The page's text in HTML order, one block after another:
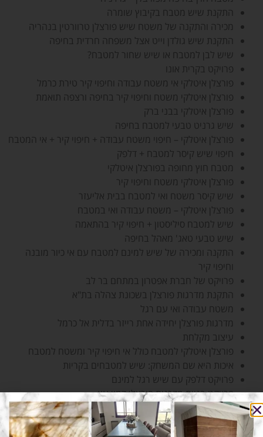
התקנת שיש מטבח בקיבוץ שומרה
מכירה והתקנה של משטח שיש פורצלן טרוורטין בנהריה
התקנת שיש גולדן וייט אצל משפחה חרדית בחיפה
שיש לבן למטבח או שיש שחור למטבח?
פרויקט בקרית אונו
פורצלן איטלקי אי משטח עבודה וחיפוי קיר טירת כרמל
פורצלן איטלקי משטח וחיפוי קיר בחיפה ורצפה תואמת
פורצלן איטלקי בבני ברק
שיש גרניט טבעי למטבח בחיפה
פורצלן איטלקי – חיפוי משטח עבודה + חיפוי קיר + אי המטבח
חיפוי שיש קיסר למטבח + דלפק
מטבח חוץ מחופה בפורצלן איטלקי
פורצלן איטלקי משטח וחיפוי קיר
שיש קיסר משטח ואי למטבח בבית אליעזר
פורצלן איטלקי – משטח עבודה ואי במטבח
שיש למטבח סיליסטון + חיפוי קיר בהתאמה
שיש טבעי טאג' מאהל בחיפה
התקנה ומכירה של שיש למינם למטבח עם אי כיור מובנה
וחיפוי קיר
פרויקט של חברת אפטרון במתחם בר לב
התקנת מדרגות פורצלן בשכונת צהלה בת"א
משטח עבודה ואי עם רגל
מדרגות פורצלן יחידה אחת רייזר בדלית אל כרמל
עיצוב מקלחת
פורצלן איטלקי למטבח כולל אי חיפוי קיר ומשטח למטבח
איכות היא שם המשחק: שיש למטבחים בקריות
פרויקט דלפק עם שיש רגל למינם
פרויקט בניית מדרגות פורצלן דמוי עץ
פרויקט התקנת מדרגות פורצלן במודיעין
פרויקט פורצלן איטלקי משטח חיפוי קיר בשומרה